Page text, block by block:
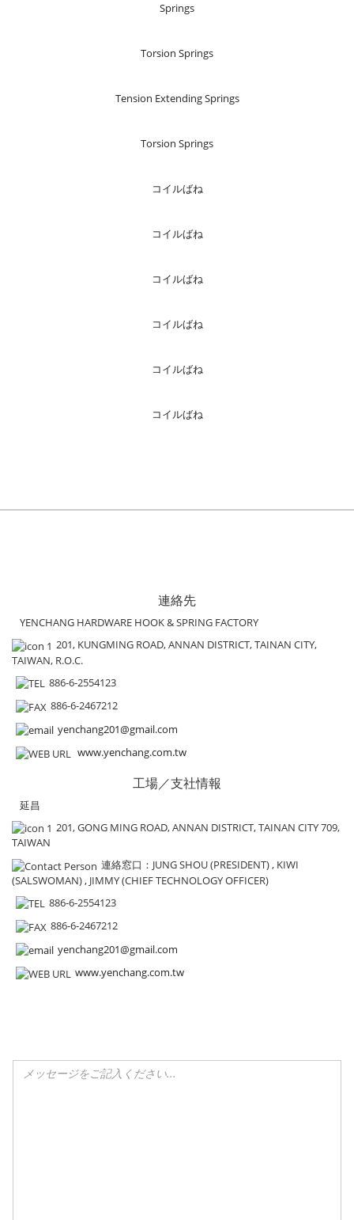
Springs
Torsion Springs
Tension Extending Springs
Torsion Springs
コイルばね
コイルばね
コイルばね
コイルばね
コイルばね
コイルばね
連絡先
YENCHANG HARDWARE HOOK & SPRING FACTORY
201, KUNGMING ROAD, ANNAN DISTRICT, TAINAN CITY,
TAIWAN, R.O.C.
886-6-2554123
886-6-2467212
yenchang201@gmail.com
www.yenchang.com.tw
工場／支社情報
延昌
201, GONG MING ROAD, ANNAN DISTRICT, TAINAN CITY 709,
TAIWAN
連絡窓口 ：JUNG SHOU (PRESIDENT) , KIWI
(SALSWOMAN) , JIMMY (CHIEF TECHNOLOGY OFFICER)
886-6-2554123
886-6-2467212
yenchang201@gmail.com
www.yenchang.com.tw